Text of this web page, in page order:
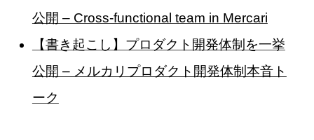
公開 – Cross-functional team in Mercari
【書き起こし】プロダクト開発体制を一挙
公開 – メルカリプロダクト開発体制本音ト
ーク